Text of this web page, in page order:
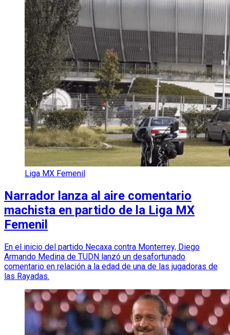
Liga MX Femenil
Narrador lanza al aire comentario
machista en partido de la Liga MX
Femenil
En el inicio del partido Necaxa contra Monterrey, Diego
Armando Medina de TUDN lanzó un desafortunado
comentario en relación a la edad de una de las jugadoras de
las Rayadas.